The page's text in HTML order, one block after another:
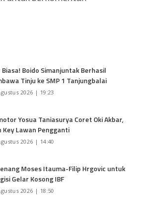
Biasa! Boido Simanjuntak Berhasil
Tinju ke SMP 1 Tanjungbalai
2026 | 19:23
Yosua Taniasurya Coret Oki Akbar,
Key Lawan Pengganti
2026 | 14:40
Moses Itauma-Filip Hrgovic untuk
Gelar Kosong IBF
2026 | 18:50